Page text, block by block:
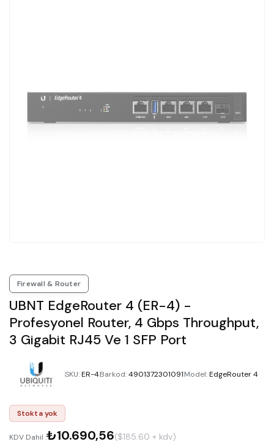
Firewall & Router
UBNT EdgeRouter 4 (ER-4) -
Profesyonel Router, 4 Gbps Throughput,
3 Gigabit RJ45 Ve 1 SFP Port
SKU:ER-4Barkod:4901372301091Model:EdgeRouter 4
Stokta yok
KDV Dahil :₺10.690,56($185.60 + kdv)